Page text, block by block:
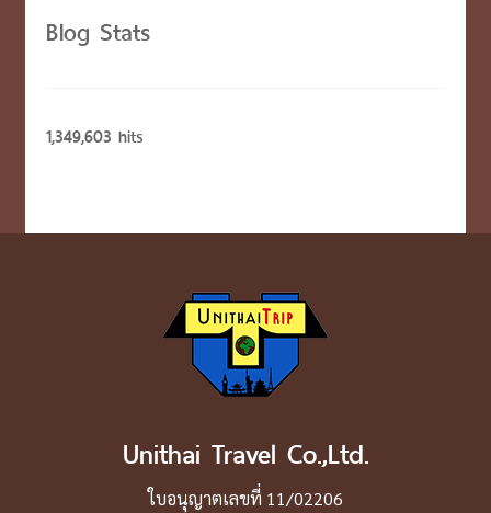
Blog Stats
1,349,603 hits
Unithai Travel Co.,Ltd.
ใบอนุญาตเลขที่ 11/02206